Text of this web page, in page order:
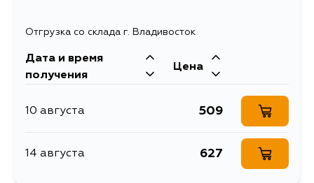
Отгрузка со склада г. Владивосток
Дата и время
получения
Цена
10 августа 509
14 августа 627